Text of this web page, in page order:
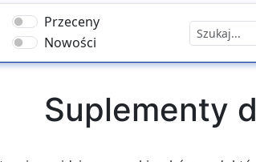
Przeceny
Nowości
Suplementy